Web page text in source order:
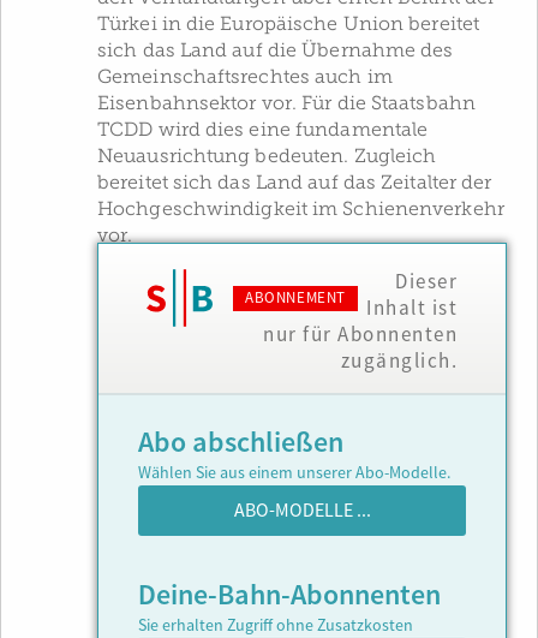
Türkei in die Europäische Union bereitet
sich das Land auf die Übernahme des
Gemeinschaftsrechtes auch im
Eisenbahnsektor vor. Für die Staatsbahn
TCDD wird dies eine fundamentale
Neuausrichtung bedeuten. Zugleich
bereitet sich das Land auf das Zeitalter der
Hochgeschwindigkeit im Schienenverkehr
vor.
ABONNEMENT
Dieser
Inhalt ist
nur für Abonnenten
zugänglich.
Abo abschließen
Wählen Sie aus einem unserer Abo-Modelle.
ABO-MODELLE ...
Deine-Bahn-Abonnenten
Sie erhalten Zugriff ohne Zusatzkosten